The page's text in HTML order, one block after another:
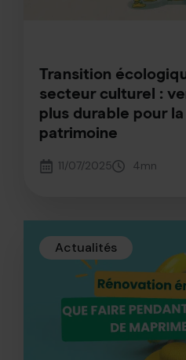
Transition
secteur culturel :
plus durable pour
patrimoine
11/07/2025 4mn
Actualités